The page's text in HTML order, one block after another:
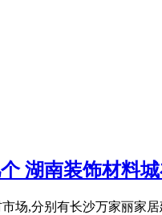
湖南装饰材料城
场,分别有长沙万家丽家